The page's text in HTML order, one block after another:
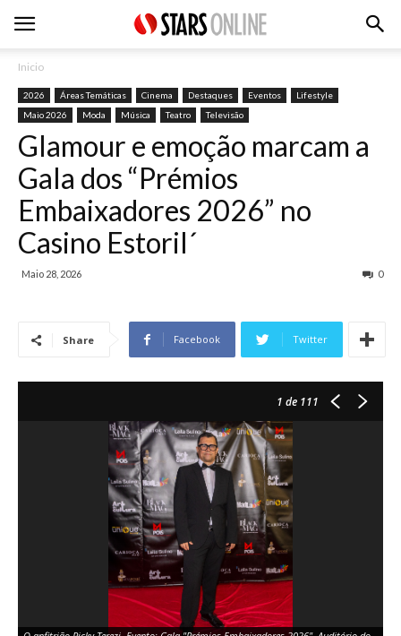
Inicio
2026 Áreas Temáticas Cinema Destaques Eventos
Lifestyle
Maio 2026
Moda Música Teatro Televisão
Glamour e emoção marcam a
Gala dos “Prémios
Embaixadores 2026” no
Casino Estoril´
Maio 28, 2026 0
Share Facebook Twitter
1 de 111